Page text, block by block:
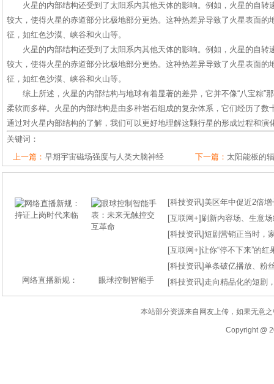
火星的内部结构还受到了太阳系内其他天体的影响。例如，火星的自转
较大，使得火星的赤道部分比极地部分更热。这种热差异导致了火星表面的
征，如红色沙漠、峡谷和火山等。
火星的内部结构还受到了太阳系内其他天体的影响。例如，火星的自转
较大，使得火星的赤道部分比极地部分更热。这种热差异导致了火星表面的
征，如红色沙漠、峡谷和火山等。
综上所述，火星的内部结构与地球有着显著的差异，它并不像“八宝粽”
柔软而多样。火星的内部结构是由多种岩石组成的复杂体系，它们经历了数
通过对火星内部结构的了解，我们可以更好地理解这颗行星的形成过程和演
关键词：
上一篇： 早期宇宙磁场强度与人类大脑神经 下一篇： 太阳能板的
网络直播新规： 眼球控制智能手
[科技资讯] 美区年中促近2倍
[互联网+] 刷新内容场、生意
[科技资讯]短剧营销正当时，
[互联网+]让你“停不下来”的
[科技资讯]单条破亿播放、粉
[科技资讯] 走向精品化的短剧
本站部分资源来自网友上传，如果无意
Copyright @